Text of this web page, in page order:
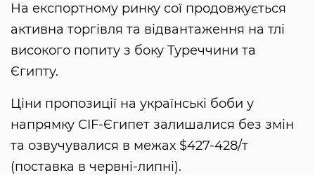
На експортному ринку сої продовжується
активна торгівля та відвантаження на тлі
високого попиту з боку Туреччини та
Єгипту.
Ціни пропозиції на українські боби у
напрямку CIF-Єгипет залишалися без змін
та озвучувалися в межах $427-428/т
(поставка в червні-липні).